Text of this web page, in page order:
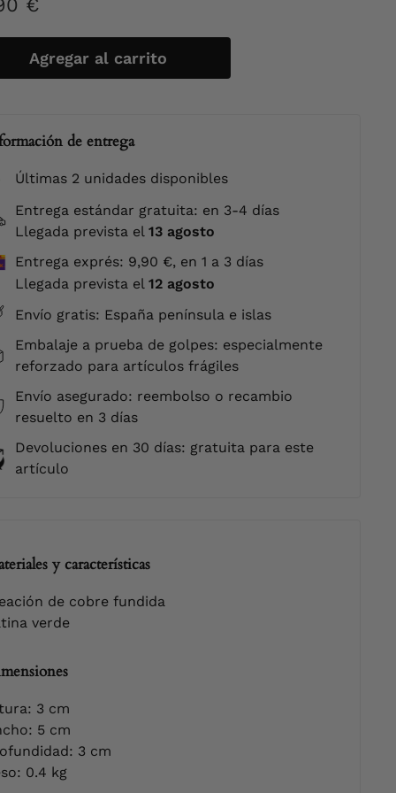
€
€
Agregar al carrito
de entrega
Últimas 2 unidades disponibles
Entrega estándar gratuita: en 3-4 días
Llegada prevista el 13 agosto
Entrega exprés: 9,90 €, en 1 a 3 días
Llegada prevista el 12 agosto
Envío gratis: España península e islas
Embalaje a prueba de golpes: especialmente
reforzado para artículos frágiles
Envío asegurado: reembolso o recambio
resuelto en 3 días
Devoluciones en 30 días: gratuita para este
artículo
y características
de cobre fundida
verde
3 cm
5 cm
3 cm
0.4 kg